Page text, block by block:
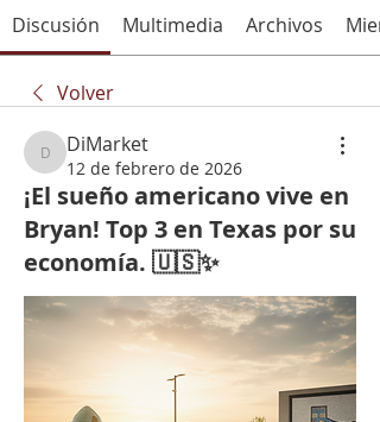
Discusión Multimedia Archivos
Volver
DiMarket
DiMarket
12 de febrero de 2026
¡El sueño americano vive en
Bryan! Top 3 en Texas por su
economía. 🇺🇸✨